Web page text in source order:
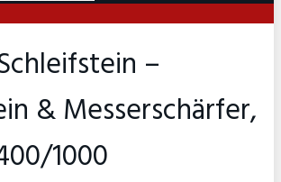
–
& Messerschärfer,
1000